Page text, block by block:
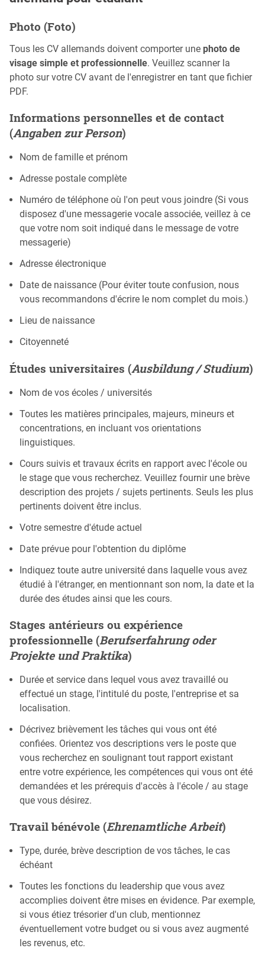
Photo (Foto)
Tous les CV allemands doivent comporter une photo de
visage simple et professionnelle. Veuillez scanner la
photo sur votre CV avant de l'enregistrer en tant que fichier
PDF.
Informations personnelles et de contact
(Angaben zur Person)
Nom de famille et prénom
Adresse postale complète
Numéro de téléphone où l'on peut vous joindre (Si vous
disposez d'une messagerie vocale associée, veillez à ce
que votre nom soit indiqué dans le message de votre
messagerie)
Adresse électronique
Date de naissance (Pour éviter toute confusion, nous
vous recommandons d'écrire le nom complet du mois.)
Lieu de naissance
Citoyenneté
Études universitaires (Ausbildung / Studium)
Nom de vos écoles / universités
Toutes les matières principales, majeurs, mineurs et
concentrations, en incluant vos orientations
linguistiques.
Cours suivis et travaux écrits en rapport avec l'école ou
le stage que vous recherchez. Veuillez fournir une brève
description des projets / sujets pertinents. Seuls les plus
pertinents doivent être inclus.
Votre semestre d'étude actuel
Date prévue pour l'obtention du diplôme
Indiquez toute autre université dans laquelle vous avez
étudié à l'étranger, en mentionnant son nom, la date et la
durée des études ainsi que les cours.
Stages antérieurs ou expérience
professionnelle (Berufserfahrung oder
Projekte und Praktika)
Durée et service dans lequel vous avez travaillé ou
effectué un stage, l'intitulé du poste, l'entreprise et sa
localisation.
Décrivez brièvement les tâches qui vous ont été
confiées. Orientez vos descriptions vers le poste que
vous recherchez en soulignant tout rapport existant
entre votre expérience, les compétences qui vous ont été
demandées et les prérequis d'accès à l'école / au stage
que vous désirez.
Travail bénévole (Ehrenamtliche Arbeit)
Type, durée, brève description de vos tâches, le cas
échéant
Toutes les fonctions du leadership que vous avez
accomplies doivent être mises en évidence. Par exemple,
si vous étiez trésorier d'un club, mentionnez
éventuellement votre budget ou si vous avez augmenté
les revenus, etc.